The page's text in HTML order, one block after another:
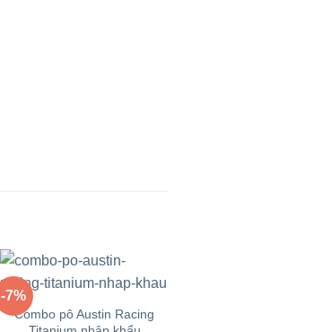
-7%
Yêu
thích
+
Combo pô Austin Racing